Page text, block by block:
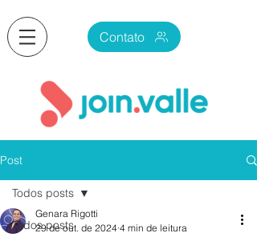
Contato
Post
Todos posts
Todos posts
Genara Rigotti
29 de out. de 2024 4 min de leitura